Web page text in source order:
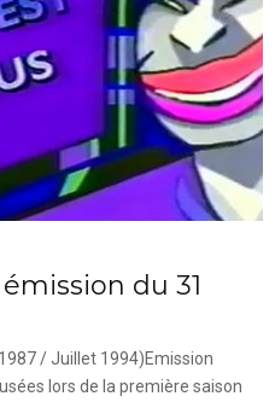
du 31
/ Juillet 1994)Emission
lors de la première saison